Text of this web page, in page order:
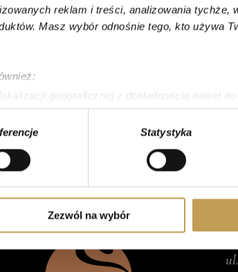
reklam i treści, analizowania tychże,
Masz wybór odnośnie tego, kto używa
geograficznej z dokładnością nawet do
analizując charakteryzującego je zbiory
osobiste dane są przetwarzane oraz ustaw
zmienić lub wycofać swoją zgodę w
treści i reklam, aby oferować funkcje
korzystasz z naszej witryny, udostępniamy
połączyć te informacje z innymi danymi
Statystyka
Zezwól na wybór